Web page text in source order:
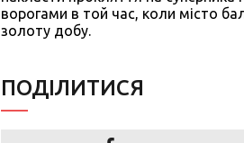
ворогами в той час, коли місто
золоту добу.
ПОДIЛИТИСЯ